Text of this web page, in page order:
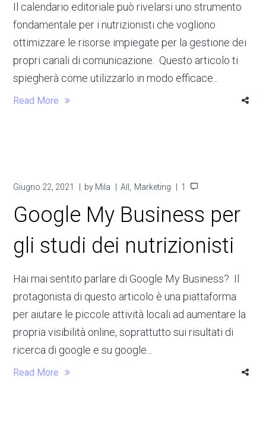
Il calendario editoriale può rivelarsi uno strumento
fondamentale per i nutrizionisti che vogliono
ottimizzare le risorse impiegate per la gestione dei
propri canali di comunicazione. Questo articolo ti
spiegherà come utilizzarlo in modo efficace...
Read More
Giugno 22, 2021 by Mila All Marketing 1
Google My Business per
gli studi dei nutrizionisti
Hai mai sentito parlare di Google My Business? Il
protagonista di questo articolo è una piattaforma
per aiutare le piccole attività locali ad aumentare la
propria visibilità online, soprattutto sui risultati di
ricerca di google e su google...
Read More